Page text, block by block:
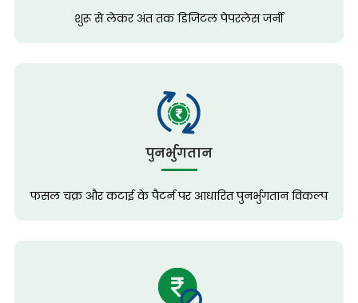
शुरू से लेकर अंत तक डिजिटल पेपरलेस जर्नी
पुनर्भुगतान
फसल चक्र और कटाई के पैटर्न पर आधारित पुनर्भुगतान विकल्प